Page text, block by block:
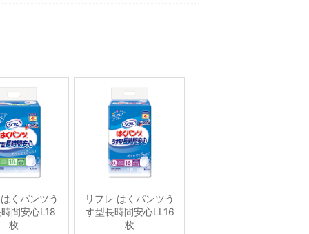
くパンツう
間安心L18
枚
リフレ はくパンツう
す型長時間安心LL16
枚